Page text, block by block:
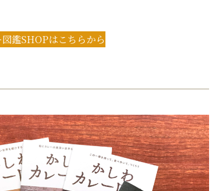
図鑑SHOPはこちらから